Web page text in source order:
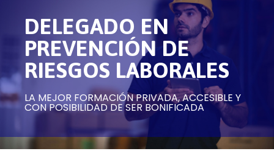
DELEGADO EN
PREVENCIÓN DE
RIESGOS LABORALES
LA MEJOR FORMACIÓN PRIVADA, ACCESIBLE Y
CON POSIBILIDAD DE SER BONIFICADA